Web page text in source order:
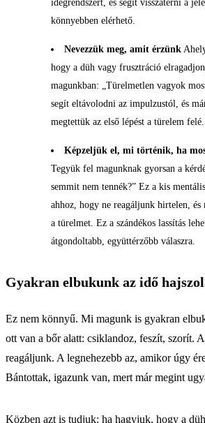
idegrendszert, és segít visszatérni a
könnyebben elérhető.
Nevezzük meg, amit érzünk
hogy a düh vagy frusztráció
magunkban: „Türelmetlen vagyok
segít eltávolodni az impulzustól, és
megtettük az első lépést a türelem felé.
Képzeljük el, mi történik, ha
Tegyük fel magunknak gyorsan a
semmit nem tennék?” Ez a kis
ahhoz, hogy ne reagáljunk hirtelen, és
a türelmet. Ez a szándékos lassítás
átgondoltabb, együttérzőbb válaszra.
Gyakran elbukunk az idő
Ez nem könnyű. Mi magunk is gyakran
ott van a bőr alatt: csiklandoz, feszít, szorít.
reagáljunk. A legnehezebb az, amikor úgy
Bántottak, igazunk van, mert már megint
Közben azt is tudjuk: ha hagyjuk, hogy a